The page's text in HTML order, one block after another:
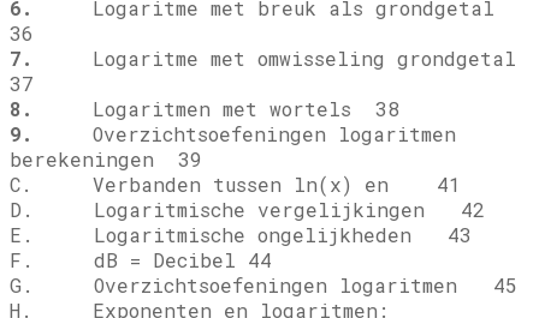
6.
Logaritme met breuk als grondgetal
36
7.
Logaritme met omwisseling grondgetal
37
8.
Logaritmen met wortels 38
9.
Overzichtsoefeningen logaritmen
berekeningen 39
C. Verbanden tussen ln(x) en
41
D. Logaritmische vergelijkingen 42
E. Logaritmische ongelijkheden 43
F. dB = Decibel 44
G. Overzichtsoefeningen logaritmen 45
H. Exponenten en logaritmen: